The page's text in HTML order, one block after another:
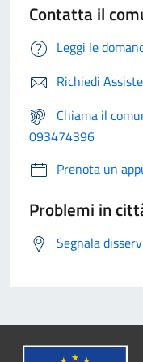
Contatta il
Leggi le
Richiedi
Chiama il
093474396
Prenota un
Problemi in
Segnala